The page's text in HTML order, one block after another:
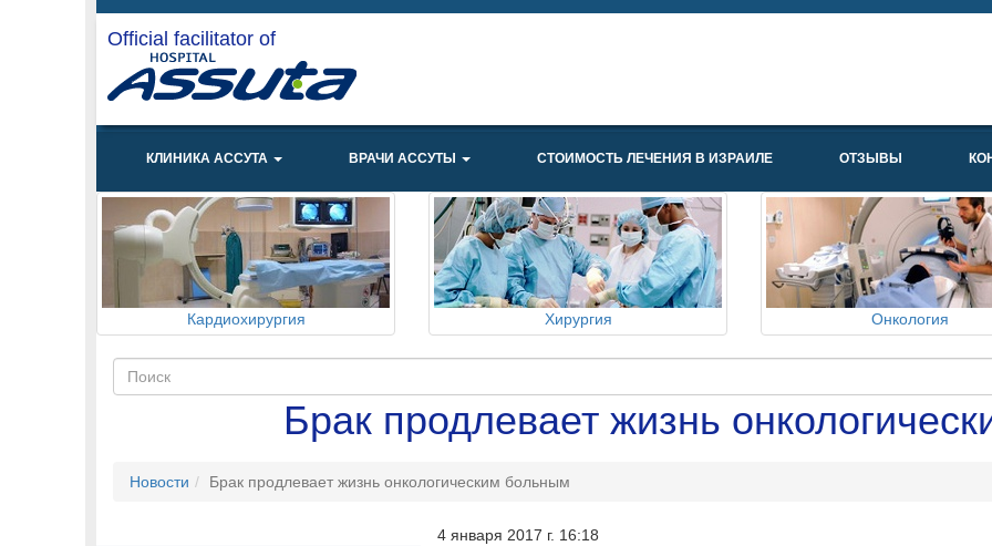
Official facilitator of
КЛИНИКА АССУТА ВРАЧИ АССУТЫ СТОИМОСТЬ ЛЕЧЕНИЯ В ИЗРАИЛЕ ОТЗЫВЫ
Кардиохирургия Хирургия Онкология
Брак продлевает жизнь
Новости Брак продлевает жизнь онкологическим больным
4 января 2017 г. 16:18